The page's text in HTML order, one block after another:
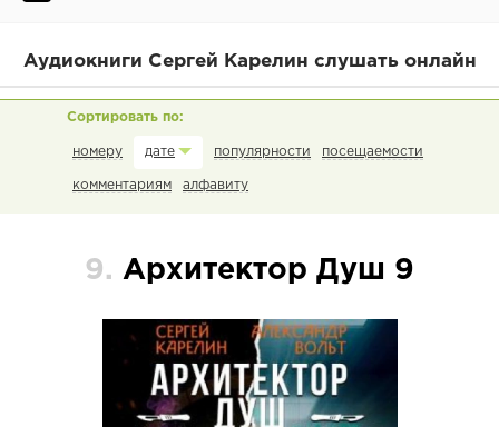
Аудиокниги Сергей Карелин слушать онлайн
номеру дате популярности посещаемости
комментариям алфавиту
9. Архитектор Душ 9